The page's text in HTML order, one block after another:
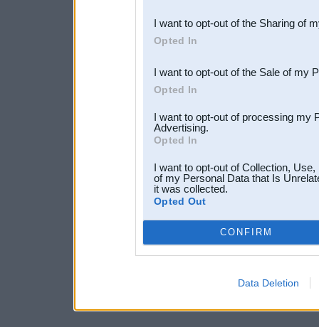
Downstream Participants
third parties.
I want to opt-out of the Sharing of
Opted In
I want to opt-out of the Sale of my
Opted In
I want to opt-out of processing my
Advertising.
Opted In
I want to opt-out of Collection,
of my Personal Data that Is
it was collected.
Opted Out
CONFIRM
Data Deletion